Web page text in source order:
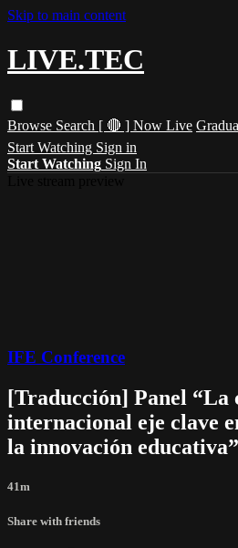
Skip to main content
LIVE.TEC
Browse Search [ 🔴 ] Now Live
Start Watching Sign in
Start Watching Sign In
IFE Conference
[Traducción] Panel “La
internacional eje clave
la innovación educativa”
41m
Share with friends